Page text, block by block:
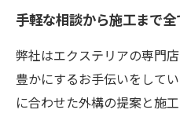
手軽な相談から施工まで
弊社はエクステリアの専門
豊かにするお手伝いをして
に合わせた外構の提案と施